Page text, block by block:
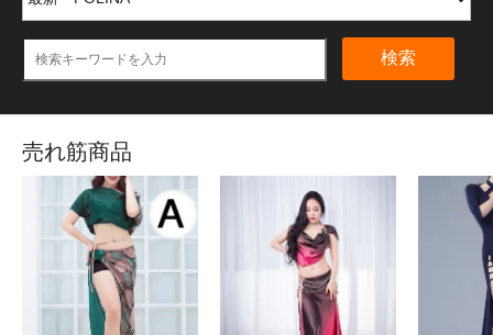
検索
売れ筋商品